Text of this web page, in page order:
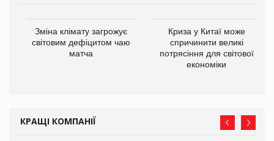
Зміна клімату загрожує
світовим дефіцитом чаю
матча
Криза у Китаї може
спричинити великі
потрясіння для світової
економіки
КРАЩІ КОМПАНІЇ